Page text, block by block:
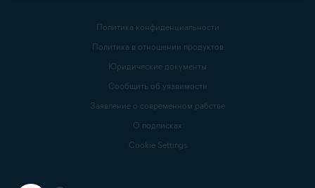
Политика конфиденциальности
Политика в отношении продуктов
Юридические документы
Сообщить об уязвимости
Заявление о современном рабстве
О подписках
Cookie Settings